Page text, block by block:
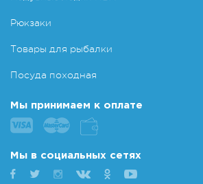
Рюкзаки
Товары для рыбалки
Посуда походная
Мы принимаем к оплате
Мы в социальных сетях